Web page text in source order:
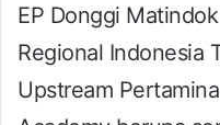
EP Donggi
Regional Indonesia
Upstream